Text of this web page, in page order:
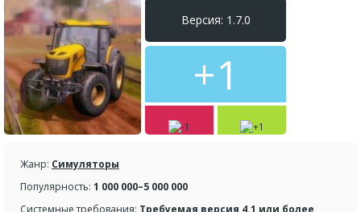
Версия: 1.7.0
+1
Жанр: Симуляторы
Популярность: 1 000 000–5 000 000
Системные требования: Требуемая версия 4.1 или более